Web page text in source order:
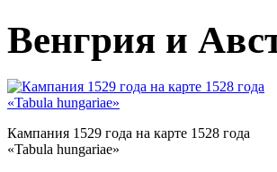
Венгрия и
Кампания 1529 года на карте 1528 года
«Tabula hungariae»